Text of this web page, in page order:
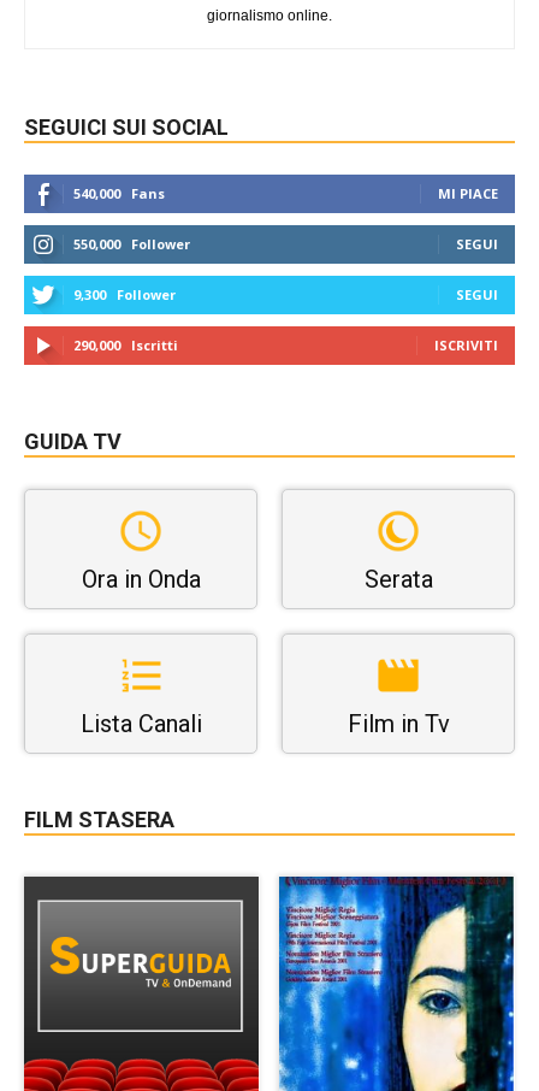
giornalismo online.
SEGUICI SUI SOCIAL
540,000 Fans MI PIACE
550,000 Follower SEGUI
9,300 Follower SEGUI
290,000 Iscritti ISCRIVITI
GUIDA TV
Ora in Onda Serata
Lista Canali Film in Tv
FILM STASERA